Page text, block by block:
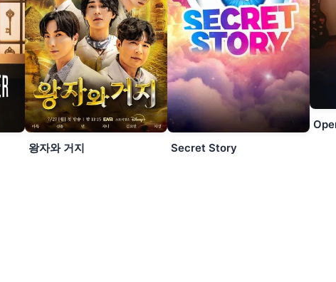
왕자와 거지 Secret Story